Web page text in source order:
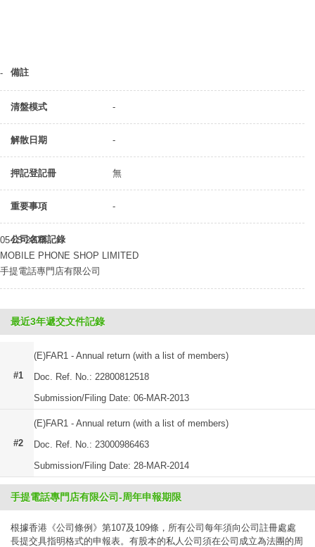
備註
-
清盤模式 -
解散日期 -
押記登記冊 無
重要事項 -
公司名稱記錄
05-03-2003
MOBILE PHONE SHOP LIMITED
手提電話專門店有限公司
最近3年遞交文件記錄
#1
(E)FAR1 - Annual return (with a list of members)
Doc. Ref. No.: 22800812518
Submission/Filing Date: 06-MAR-2013
#2
(E)FAR1 - Annual return (with a list of members)
Doc. Ref. No.: 23000986463
Submission/Filing Date: 28-MAR-2014
手提電話專門店有限公司-周年申報期限
根據香港《公司條例》第107及109條，所有公司每年須向公司註冊處處
長提交具指明格式的申報表。有股本的私人公司須在公司成立為法團的周